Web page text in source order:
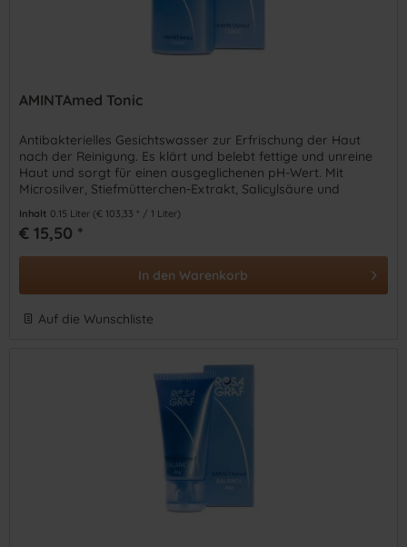
AMINTAmed Tonic
Antibakterielles Gesichtswasser zur Erfrischung der Haut
nach der Reinigung. Es klärt und belebt fettige und unreine
Haut und sorgt für einen ausgeglichenen pH-Wert. Mit
Microsilver, Stiefmütterchen-Extrakt, Salicylsäure und
Inhalt 0.15 Liter (€ 103,33 * / 1 Liter)
€ 15,50 *
In den Warenkorb
Auf die Wunschliste